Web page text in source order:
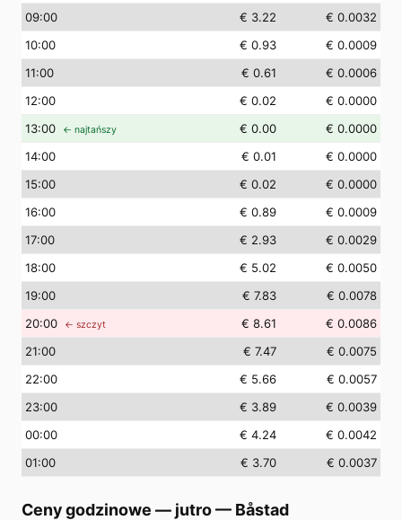
09:00 € 3.22
€ 0.0032
10:00 € 0.93
€ 0.0009
11:00 € 0.61
€ 0.0006
12:00 € 0.02
€ 0.0000
13:00 ← najtańszy € 0.00
€ 0.0000
14:00 € 0.01
€ 0.0000
15:00 € 0.02
€ 0.0000
16:00 € 0.89
€ 0.0009
17:00 € 2.93
€ 0.0029
18:00 € 5.02
€ 0.0050
19:00 € 7.83
€ 0.0078
20:00 ← szczyt € 8.61
€ 0.0086
21:00 € 7.47
€ 0.0075
22:00 € 5.66
€ 0.0057
23:00 € 3.89
€ 0.0039
00:00 € 4.24
€ 0.0042
01:00 € 3.70 € 0.0037
Ceny godzinowe — jutro— Båstad